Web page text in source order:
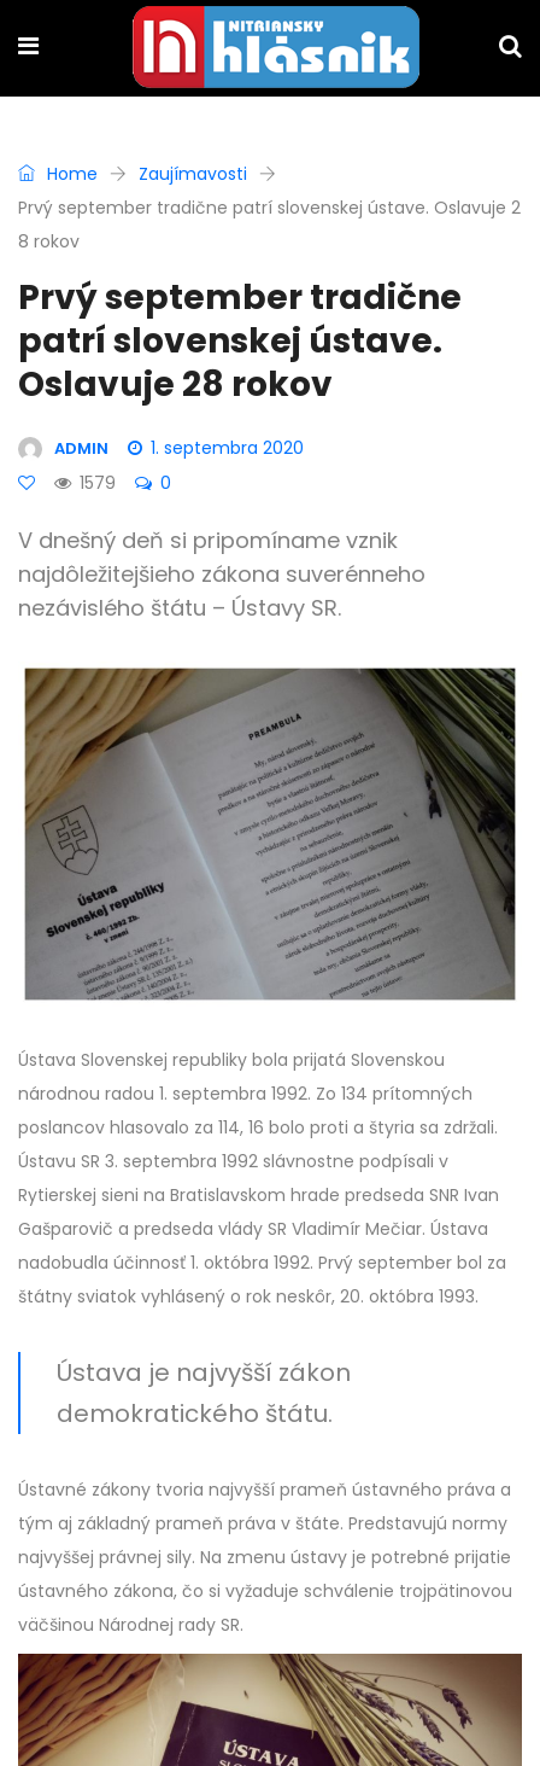
Home
Zaujímavosti
Prvý september tradične patrí slovenskej ústave. Oslavuje 2
8 rokov
Prvý september tradične
patrí slovenskej ústave.
Oslavuje 28 rokov
ADMIN
1. septembra 2020
1579
0
V dnešný deň si pripomíname vznik
najdôležitejšieho zákona suverénneho
nezávislého štátu – Ústavy SR.
Ústava Slovenskej republiky bola prijatá Slovenskou
národnou radou 1. septembra 1992. Zo 134 prítomných
poslancov hlasovalo za 114, 16 bolo proti a štyria sa zdržali.
Ústavu SR 3. septembra 1992 slávnostne podpísali v
Rytierskej sieni na Bratislavskom hrade predseda SNR Ivan
Gašparovič a predseda vlády SR Vladimír Mečiar. Ústava
nadobudla účinnosť 1. októbra 1992. Prvý september bol za
štátny sviatok vyhlásený o rok neskôr, 20. októbra 1993.
Ústava je najvyšší zákon
demokratického štátu.
Ústavné zákony tvoria najvyšší prameň ústavného práva a
tým aj základný prameň práva v štáte. Predstavujú normy
najvyššej právnej sily. Na zmenu ústavy je potrebné prijatie
ústavného zákona, čo si vyžaduje schválenie trojpätinovou
väčšinou Národnej rady SR.